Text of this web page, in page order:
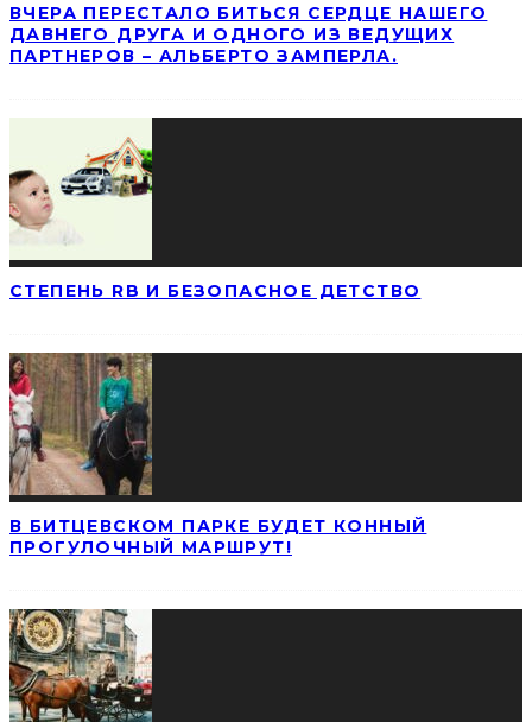
ВЧЕРА ПЕРЕСТАЛО БИТЬСЯ СЕРДЦЕ НАШЕГО
ДАВНЕГО ДРУГА И ОДНОГО ИЗ ВЕДУЩИХ
ПАРТНЕРОВ – АЛЬБЕРТО ЗАМПЕРЛА.
СТЕПЕНЬ RB И БЕЗОПАСНОЕ ДЕТСТВО
В БИТЦЕВСКОМ ПАРКЕ БУДЕТ КОННЫЙ
ПРОГУЛОЧНЫЙ МАРШРУТ!